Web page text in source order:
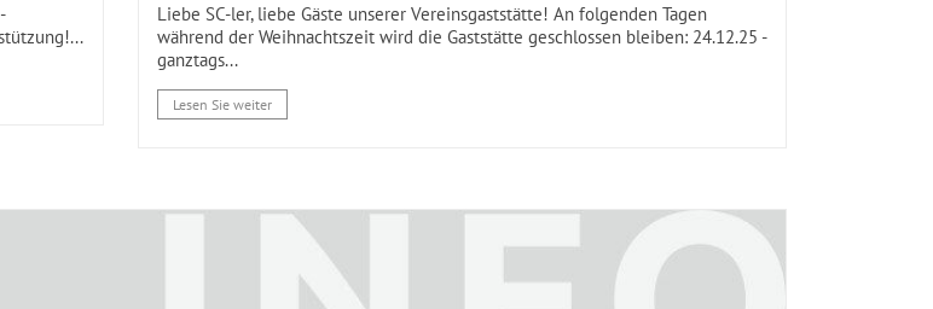
Liebe SC-ler, liebe Gäste unserer Vereinsgaststätte! An folgenden Tagen
während der Weihnachtszeit wird die Gaststätte geschlossen bleiben: 24.12.25 -
ganztags...
Lesen Sie weiter